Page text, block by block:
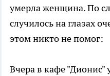
умерла женщина. По
случилось на глазах
этом никто не помог:
Вчера в кафе